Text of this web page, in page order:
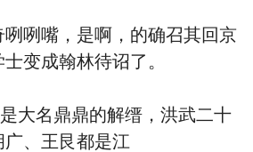
咧嘴，是啊，的确召其回京
变成翰林待诏了。
大名鼎鼎的解缙，洪武二十
、王艮都是江